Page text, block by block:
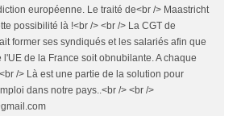
européenne. Le traité de<br /> Maastricht
possibilité là !<br /> <br /> La CGT de
former ses syndiqués et les salariés afin que
l'UE de la France soit obnubilante. A chaque
/> Là est une partie de la solution pour
dans notre pays..<br /> <br />